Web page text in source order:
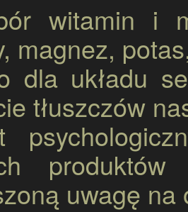
witamin i
magnez,
dla układu
tłuszczów
uwagę na